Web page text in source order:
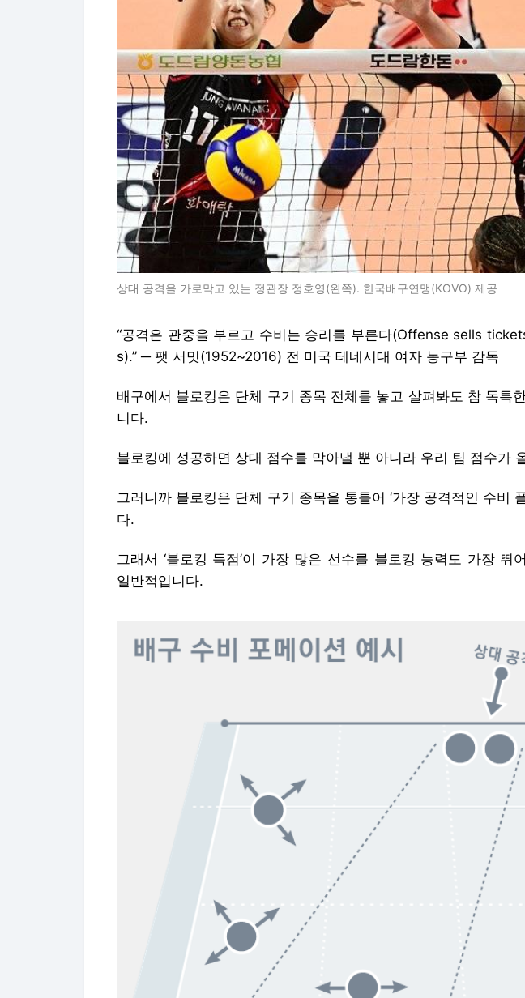
상대 공격을 가로막고 있는 정관장 정호영(왼쪽). 한국배구연맹(KOVO) 제공
“공격은 관중을 부르고 수비는 승리를 부른다(Offense sells
s).” ─ 팻 서밋(1952~2016) 전 미국 테네시대 여자 농구부 감독
배구에서 블로킹은 단체 구기 종목 전체를 놓고 살펴봐도 참 독특
니다.
블로킹에 성공하면 상대 점수를 막아낼 뿐 아니라 우리 팀 점수가
그러니까 블로킹은 단체 구기 종목을 통틀어 ‘가장 공격적인 수비
다.
그래서 ‘블로킹 득점’이 가장 많은 선수를 블로킹 능력도 가장 뛰
일반적입니다.